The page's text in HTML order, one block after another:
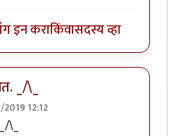
इन कराकिंवासदस्य व्हा
_/\_
2019 12:12
\_